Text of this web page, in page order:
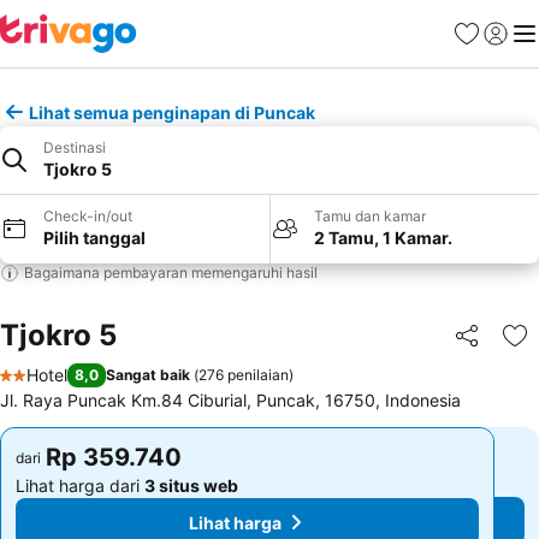
FavoritLogin
Lihat semua penginapan di Puncak
Destinasi
Tjokro 5
Check-in/out
Pilih tanggal
Tamu dan kamar
2 Tamu, 1 Kamar.
Bagaimana pembayaran memengaruhi hasil
Tjokro 5 Bagikan
2 Bintang
Hotel 8,0 Sangat baik (276 penilaian)
Jl. Raya Puncak Km.84 Ciburial, Puncak, 16750, Indonesia
dari Rp 359.740
Lihat harga dari 3 situs web
Lihat harga
dari Rp 359.740
Lihat harga dari 3 situs web
Lihat harga